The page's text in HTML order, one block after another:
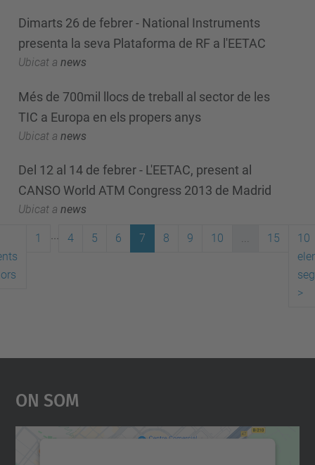
Dimarts 26 de febrer - National Instruments
presenta la seva Plataforma de RF a l'EETAC
Ubicat a news
Més de 700mil llocs de treball al sector de les
TIC a Europa en els propers anys
Ubicat a news
Del 12 al 14 de febrer - L'EETAC, present al
CANSO World ATM Congress 2013 de Madrid
Ubicat a news
1 4 5 6 7 8 9 10 ... 15
10
>
On Som